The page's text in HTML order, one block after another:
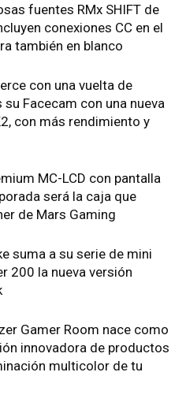
fuentes RMx SHIFT de
conexiones CC en el
también en blanco
con una vuelta de
Facecam con una nueva
con más rendimiento y
MC-LCD con pantalla
será la caja que
de Mars Gaming
suma a su serie de mini
200 la nueva versión
Gamer Room nace como
innovadora de productos
multicolor de tu